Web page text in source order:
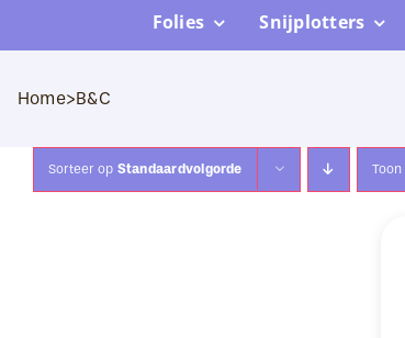
Folies Snijplotters
Home>B&C
Sorteer op Standaardvolgorde Toon